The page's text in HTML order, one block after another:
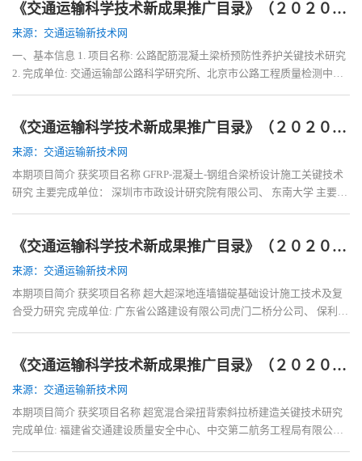
《交通运输科学技术新成果推广目录》（２０２０）——第二部分桥梁《公路配筋混凝土梁桥预防性养护关键技术研究》
来源：交通运输新技术网
一、基本信息 1. 项目名称: 公路配筋混凝土梁桥预防性养护关键技术研究
2. 完成单位: 交通运输部公路科学研究所、北京市公路工程质量检测中
《交通运输科学技术新成果推广目录》（２０２０）——第二部分桥梁《GFRP-混凝土-钢组合梁桥设计施工关键技术研究》
来源：交通运输新技术网
本期项目简介 获奖项目名称 GFRP-混凝土-钢组合梁桥设计施工关键技术
研究 主要完成单位： 深圳市市政设计研究院有限公司、 东南大学 主要完
《交通运输科学技术新成果推广目录》（２０２０）——第二部分桥梁《超大超深地连墙锚碇基础设计施工技术及复合受力研究》
来源：交通运输新技术网
本期项目简介 获奖项目名称 超大超深地连墙锚碇基础设计施工技术及复
合受力研究 完成单位: 广东省公路建设有限公司虎门二桥分公司、 保利长
《交通运输科学技术新成果推广目录》（２０２０）——第二部分桥梁《超宽混合梁扭背索斜拉桥建造关键技术研究》
来源：交通运输新技术网
本期项目简介 获奖项目名称 超宽混合梁扭背索斜拉桥建造关键技术研究
完成单位: 福建省交通建设质量安全中心、中交第二航务工程局有限公